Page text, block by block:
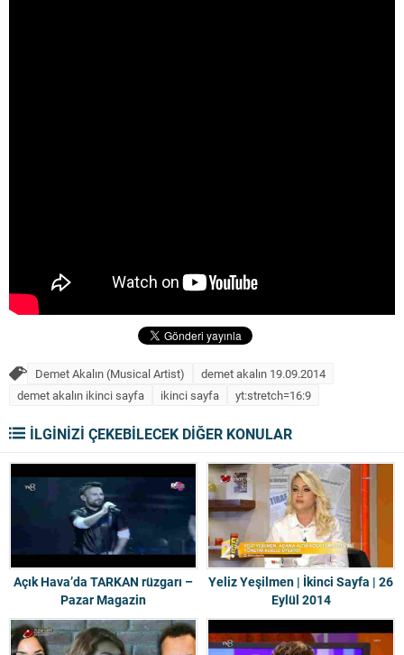
Demet Akalın (Musical Artist)
demet akalın 19.09.2014
demet akalın ikinci sayfa
ikinci sayfa yt:stretch=16:9
İLGİNİZİ ÇEKEBİLECEK DİĞER KONULAR
Açık Hava’da TARKAN rüzgarı –
Pazar Magazin
Yeliz Yeşilmen | İkinci Sayfa | 26
Eylül 2014